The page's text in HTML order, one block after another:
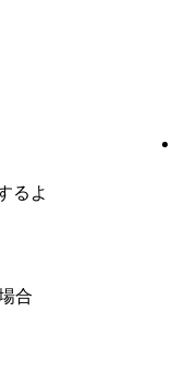
るよ
合